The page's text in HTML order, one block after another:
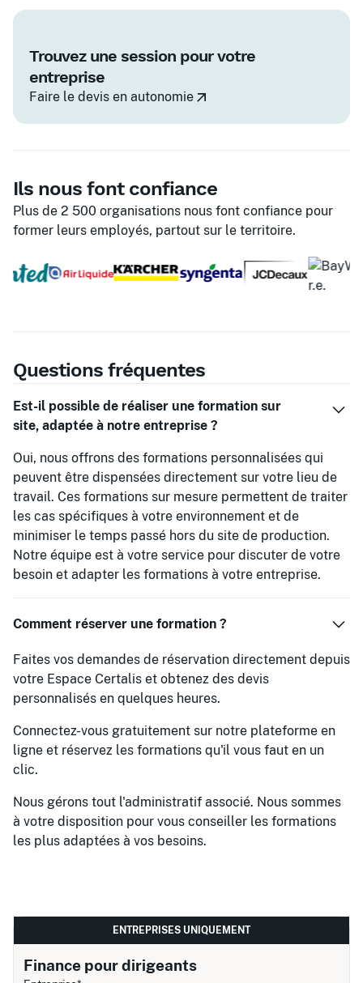
Trouvez une session pour votre
entreprise
Faire le devis en autonomie
Ils nous font confiance
Plus de 2 500 organisations nous font confiance pour
former leurs employés, partout sur le territoire.
Questions fréquentes
Est-il possible de réaliser une formation sur
site, adaptée à notre entreprise ?
Oui, nous offrons des formations personnalisées qui
peuvent être dispensées directement sur votre lieu de
travail. Ces formations sur mesure permettent de traiter
les cas spécifiques à votre environnement et de
minimiser le temps passé hors du site de production.
Notre équipe est à votre service pour discuter de votre
besoin et adapter les formations à votre entreprise.
Comment réserver une formation ?
Faites vos demandes de réservation directement depuis
votre Espace Certalis et obtenez des devis
personnalisés en quelques heures.
Connectez-vous gratuitement sur notre plateforme en
ligne et réservez les formations qu'il vous faut en un
clic.
Nous gérons tout l'administratif associé. Nous sommes
à votre disposition pour vous conseiller les formations
les plus adaptées à vos besoins.
ENTREPRISES UNIQUEMENT
Finance pour dirigeants